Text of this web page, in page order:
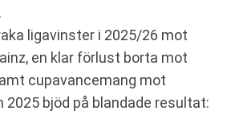
ligavinster i 2025/26 mot
en klar förlust borta mot
cupavancemang mot
2025 bjöd på blandade resultat: